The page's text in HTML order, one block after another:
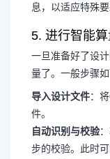
息，以适应特殊要
5. 进行智能
一旦准备好了设
量了。一般步骤如
导入设计文件：
件。
自动识别与校验
步的校验。此时